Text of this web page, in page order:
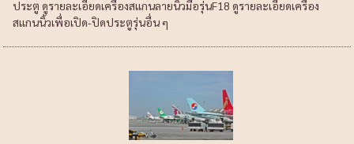
ประตู ดูรายละเอียดเครื่องสแกนลายนิ้วมือรุ่นF18 ดูรายละเอียดเครื่อง
สแกนนิ้วเพื่อเปิด-ปิดประตูรุ่นอื่น ๆ